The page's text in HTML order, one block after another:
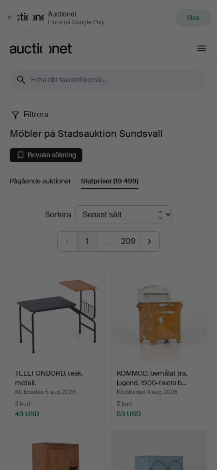
Stäng
Auctionet
Finns på Google Play Visa
Möbler
på
Stadsauktion
Sundsvall
Filtrera
Möbler på Stadsauktion Sundsvall
Bevaka sökning
Pågående auktioner Slutpriser(19 499)
SlutpriserSortera
1 … 209
TELEFONBORD, teak,
metall.
Klubbades 5 aug 2026
3 bud
43 USD
KOMMOD, bemålat trä,
jugend. 1900-talets b…
Klubbades 4 aug 2026
5 bud
53 USD